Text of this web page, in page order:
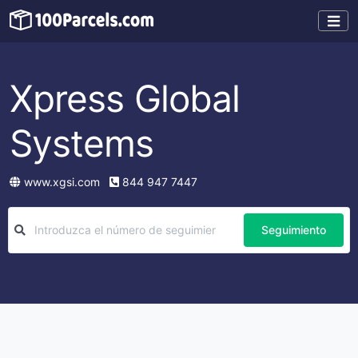
Xpress Global
Systems
www.xgsi.com 844 947 7447
Seguimiento